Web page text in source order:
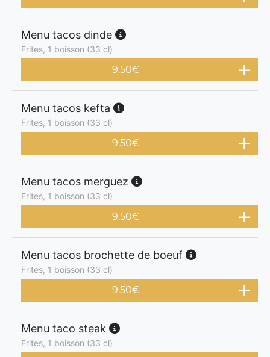
Menu tacos dinde
Frites, 1 boisson (33 cl)
9.50€
Menu tacos kefta
Frites, 1 boisson (33 cl)
9.50€
Menu tacos merguez
Frites, 1 boisson (33 cl)
9.50€
Menu tacos brochette de boeuf
Frites, 1 boisson (33 cl)
9.50€
Menu taco steak
Frites, 1 boisson (33 cl)